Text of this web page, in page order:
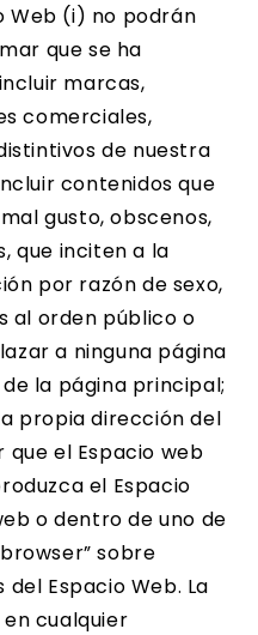
Web (i) no podrán
que se ha
marcas,
comerciales,
de nuestra
contenidos que
gusto, obscenos,
que inciten a la
por razón de sexo,
al orden público o
a ninguna página
la página principal;
propia dirección del
que el Espacio web
el Espacio
o dentro de uno de
sobre
Espacio Web. La
cualquier